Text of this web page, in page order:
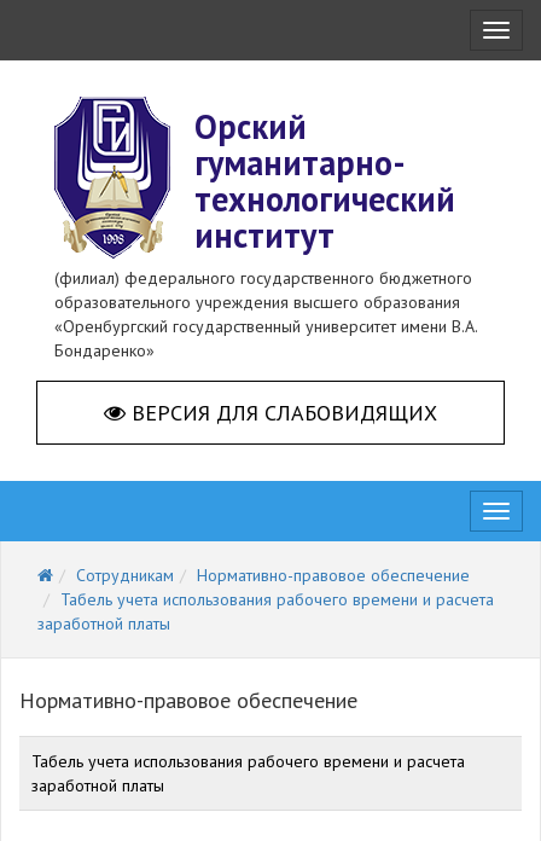
Орский
гуманитарно-
технологический
институт
(филиал) федерального государственного бюджетного
образовательного учреждения высшего образования
«Оренбургский государственный университет имени В.А.
Бондаренко»
ВЕРСИЯ ДЛЯ СЛАБОВИДЯЩИХ
Сотрудникам
Нормативно-правовое обеспечение
Табель учета использования рабочего времени и расчета
заработной платы
Нормативно-правовое обеспечение
Табель учета использования рабочего времени и расчета
заработной платы